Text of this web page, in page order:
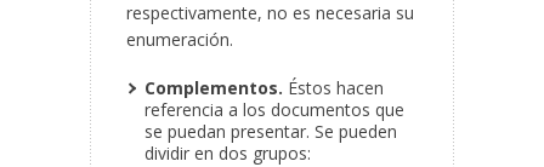
respectivamente, no es necesaria su
enumeración.
Complementos. Éstos hacen
referencia a los documentos que
se puedan presentar. Se pueden
dividir en dos grupos: